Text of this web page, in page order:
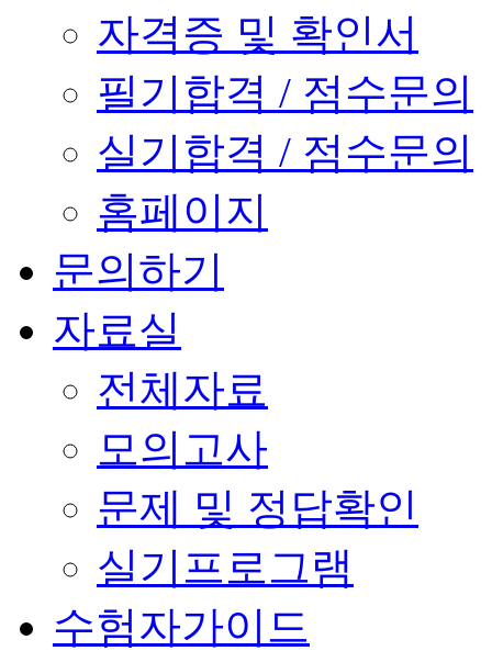
자격증 및 확인서
필기합격 / 점수문의
실기합격 / 점수문의
홈페이지
문의하기
자료실
전체자료
모의고사
문제 및 정답확인
실기프로그램
수험자가이드